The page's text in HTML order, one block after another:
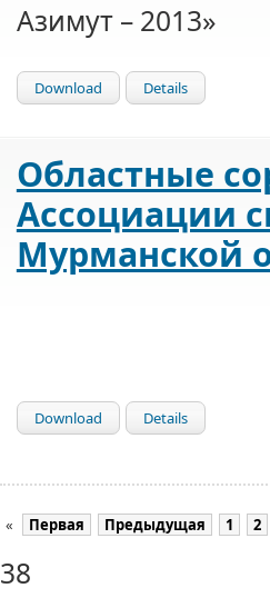
Азимут – 2013»
Download Details
Областные
Ассоциации
Мурманской
Download Details
« Первая Предыдущая 1 2
38